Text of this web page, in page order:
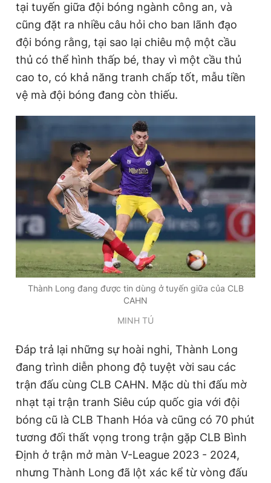
Đọc Thanh Niên trên điện thoại
Theo dõi báo trên
Hotline
0906 645 777
Liên hệ quảng cáo
0908 780 404
Đặt báo Quảng cáo RSS Tòa soạn Chính sách bảo
Tổng biên tập: Nguyễn Ngọc Toàn
Phó tổng biên tập thường trực: Hải Thành
Phó tổng biên tập: Lâm Hiếu Dũng
Phó tổng biên tập: Trần Việt Hưng
Tổng thư ký tòa soạn: Đức Trung
© 2003-2026 Bản quyền thuộc về Báo Thanh Niên. Cấm sao
tại tuyến giữa đội bóng ngành công an, và
cũng đặt ra nhiều câu hỏi cho ban lãnh đạo
đội bóng rằng, tại sao lại chiêu mộ một cầu
thủ có thể hình thấp bé, thay vì một cầu thủ
cao to, có khả năng tranh chấp tốt, mẫu tiền
vệ mà đội bóng đang còn thiếu.
Thành Long đang được tin dùng ở tuyến giữa của CLB
CAHN
MINH TÚ
Đáp trả lại những sự hoài nghi, Thành Long
đang trình diễn phong độ tuyệt vời sau các
trận đấu cùng CLB CAHN. Mặc dù thi đấu mờ
nhạt tại trận tranh Siêu cúp quốc gia với đội
bóng cũ là CLB Thanh Hóa và cũng có 70 phút
tương đối thất vọng trong trận gặp CLB Bình
Định ở trận mở màn V-League 2023 - 2024,
nhưng Thành Long đã lột xác kể từ vòng đấu